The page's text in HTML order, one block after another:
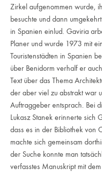
Zirkel aufgenommen wurde,
besuchte und dann
in Spanien einlud. Gaviria
Planer und wurde 1973 mit
Touristenstädten in Spanien
über Benidorm verhalf er
Text über das Thema
der aber viel zu abstrakt war
Auftraggeber entsprach. Bei
Lukasz Stanek erinnerte sich
dass es in der Bibliothek von
machte sich gemeinsam
der Suche konnte man
verfasstes Manuskript mit dem